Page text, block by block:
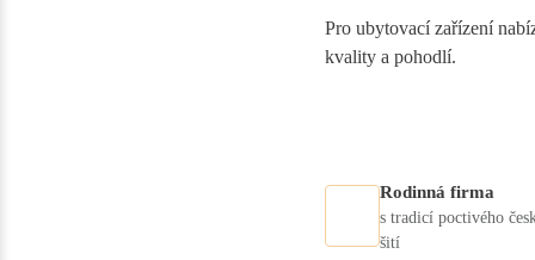
Pro ubytovací zařízení
kvality a pohodlí.
Rodinná firma
s tradicí poctivého
šití